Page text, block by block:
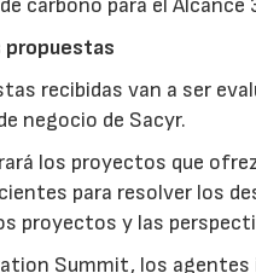
carbono para el
propuestas
recibidas van a ser
negocio de Sacyr.
los proyectos que
para resolver los
proyectos y las
Summit, los